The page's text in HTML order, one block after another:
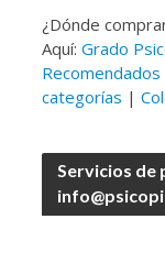
¿Dónde
Aquí:Grado
categorías |
Servicios de